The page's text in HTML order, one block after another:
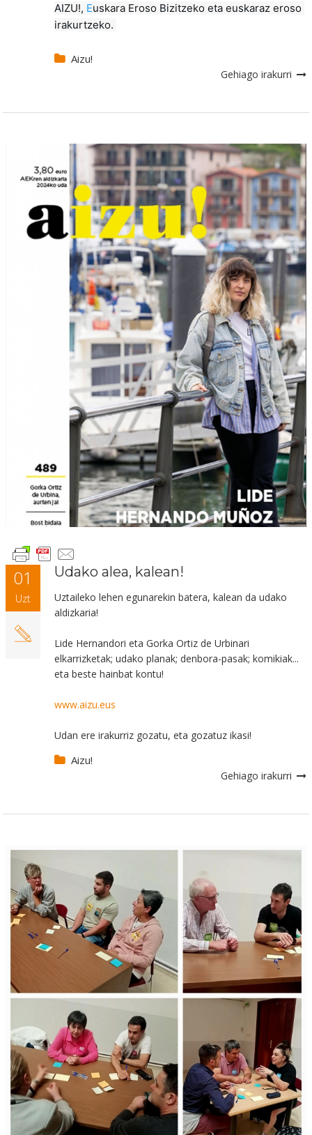
AIZU!, Euskara Eroso Bizitzeko eta euskaraz eroso
irakurtzeko.
Aizu!
Gehiago irakurri
01
Uzt
Udako alea, kalean!
Uztaileko lehen egunarekin batera, kalean da udako
aldizkaria!
Lide Hernandori eta Gorka Ortiz de Urbinari
elkarrizketak; udako planak; denbora-pasak; komikiak...
eta beste hainbat kontu!
www.aizu.eus
Udan ere irakurriz gozatu, eta gozatuz ikasi!
Aizu!
Gehiago irakurri